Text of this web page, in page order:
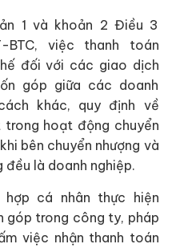
1 và khoản 2 Điều 3
BTC, việc thanh toán
đối với các giao dịch
góp giữa các doanh
khác, quy định về
trong hoạt động chuyển
bên chuyển nhượng và
đều là doanh nghiệp.
cá nhân thực hiện
góp trong công ty, pháp
việc nhận thanh toán